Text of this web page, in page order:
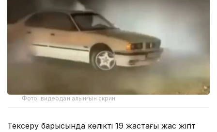
Фото: видеодан алынғын скрин
Тексеру барысында көлікті 19 жастағы жас жігіт